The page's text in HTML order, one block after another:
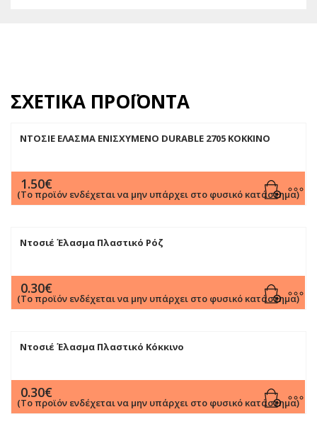
ΣΧΕΤΙΚΆ ΠΡΟΪΌΝΤΑ
ΝΤΟΣΙΕ ΕΛΑΣΜΑ ΕΝΙΣΧΥΜΕΝΟ DURABLE 2705 ΚΟΚΚΙΝΟ
1.50€
(Το προϊόν ενδέχεται να μην υπάρχει στο φυσικό κατάστημα)
Ντοσιέ Έλασμα Πλαστικό Ρόζ
0.30€
(Το προϊόν ενδέχεται να μην υπάρχει στο φυσικό κατάστημα)
Ντοσιέ Έλασμα Πλαστικό Κόκκινο
0.30€
(Το προϊόν ενδέχεται να μην υπάρχει στο φυσικό κατάστημα)